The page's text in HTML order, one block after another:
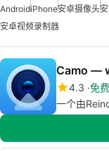
AndroidiPhone安卓摄像头
安卓视频录制器
Camo —
4.3 免费
一个由